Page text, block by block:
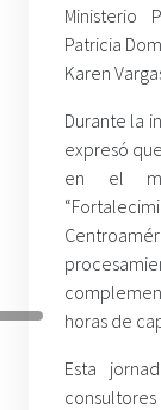
Ministerio
Patricia
Karen
Durante la
expresó
en el
horas de
Esta